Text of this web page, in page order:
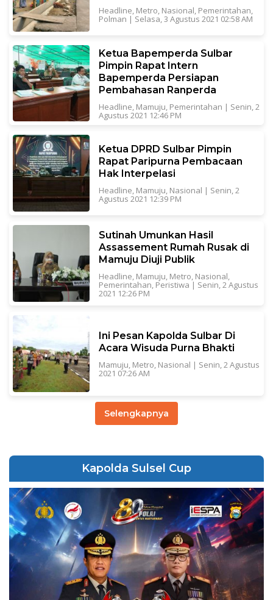
Headline, Metro, Nasional, Pemerintahan,
Polman | Selasa, 3 Agustus 2021 02:58 AM
Ketua Bapemperda Sulbar
Pimpin Rapat Intern
Bapemperda Persiapan
Pembahasan Ranperda
Headline Mamuju Pemerintahan | Senin, 2
Agustus 2021 12:46 PM
Ketua DPRD Sulbar Pimpin
Rapat Paripurna Pembacaan
Hak Interpelasi
Headline, Mamuju, Nasional | Senin, 2
Agustus 2021 12:39 PM
Sutinah Umunkan Hasil
Assassement Rumah Rusak di
Mamuju Diuji Publik
Headline, Mamuju, Metro, Nasional,
Pemerintahan, Peristiwa | Senin, 2 Agustus
2021 12:26 PM
Ini Pesan Kapolda Sulbar Di
Acara Wisuda Purna Bhakti
Mamuju, Metro, Nasional | Senin, 2 Agustus
2021 07:26 AM
Selengkapnya
Kapolda Sulsel Cup